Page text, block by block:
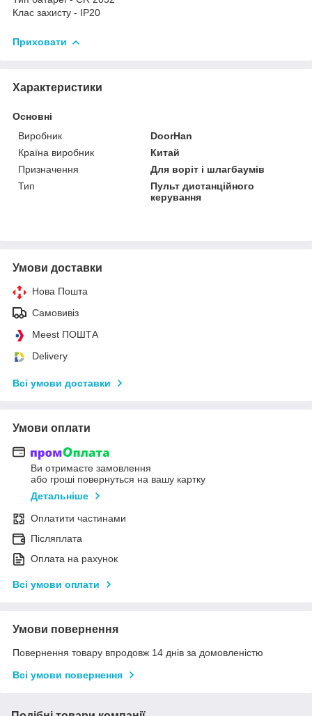
Клас захисту - IP20
Приховати
Характеристики
Основні
Виробник
DoorHan
Країна виробник
Китай
Призначення
Для воріт і шлагбаумів
Тип
Пульт дистанційного
керування
Умови доставки
Нова Пошта
Самовивіз
Meest ПОШТА
Delivery
Всі умови доставки
Умови оплати
Ви отримаєте замовлення
або гроші повернуться на вашу картку
Детальніше
Оплатити частинами
Післяплата
Оплата на рахунок
Всі умови оплати
Умови повернення
Повернення товару впродовж 14 днів за домовленістю
Всі умови повернення